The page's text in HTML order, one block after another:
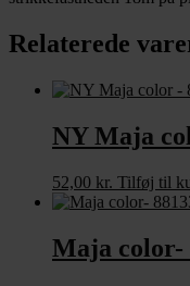
Relaterede
NY Maja
52,00 kr. Tilføj til
Maja color-